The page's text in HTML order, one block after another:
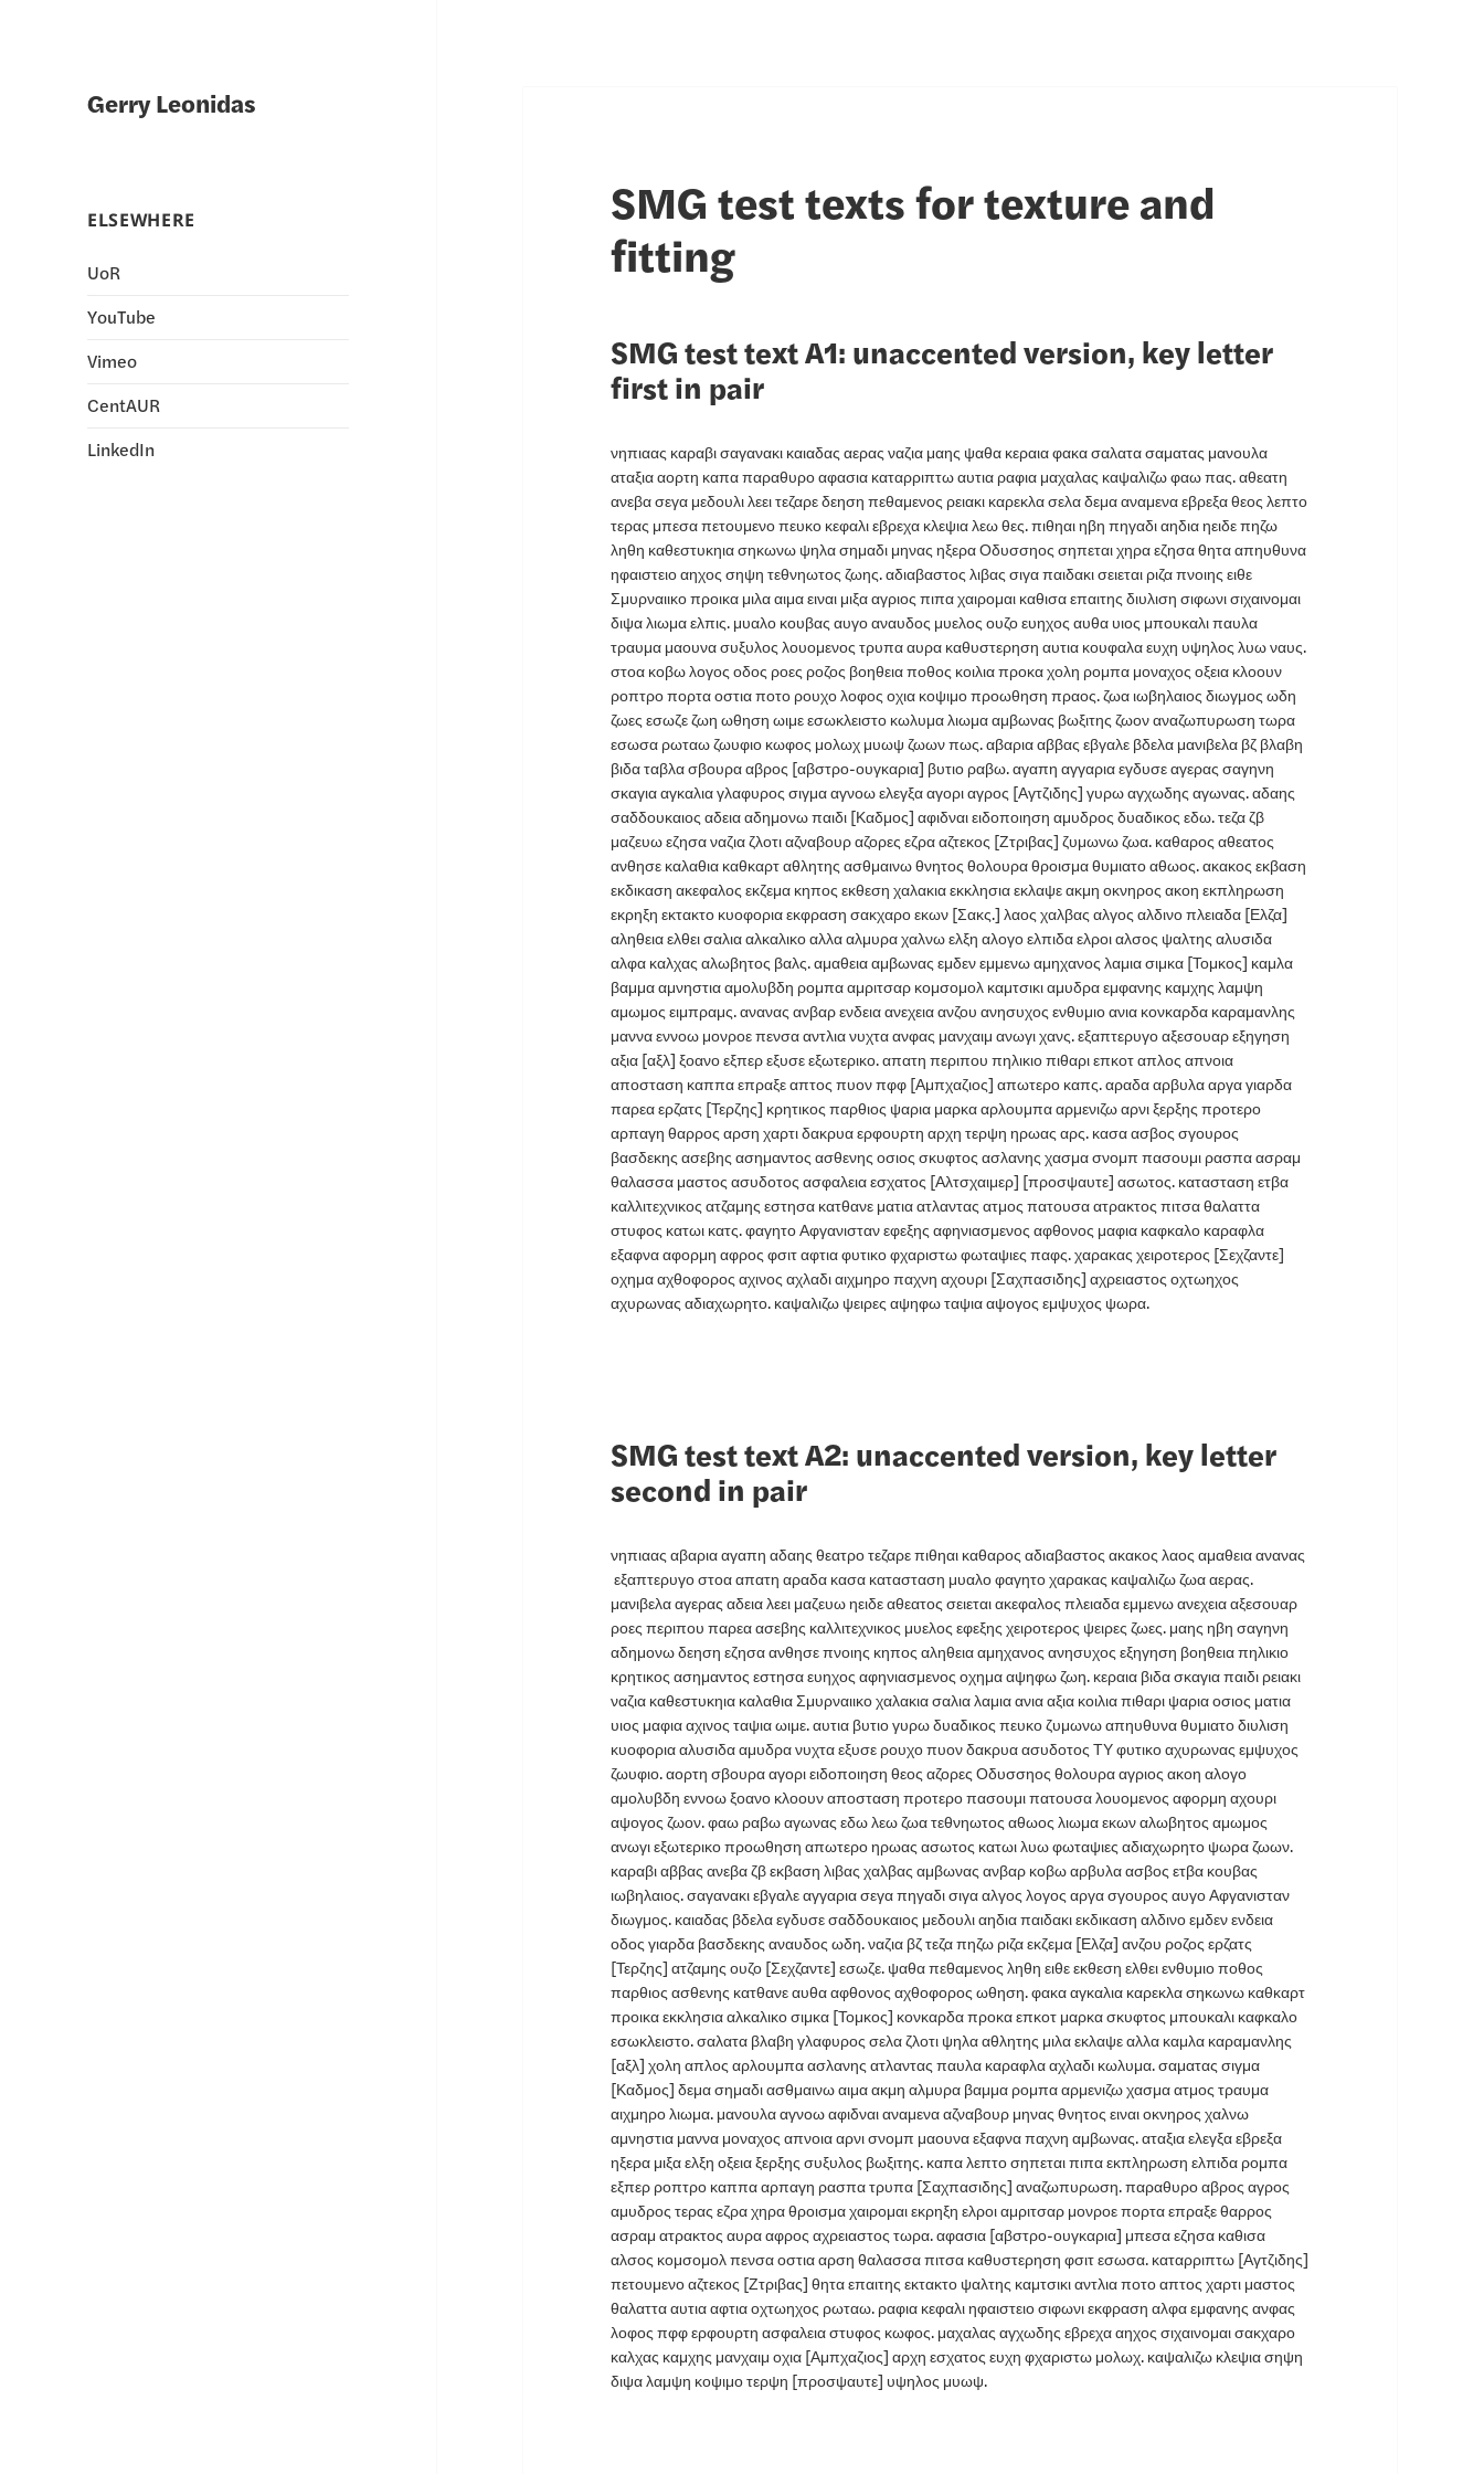
Gerry Leonidas
ELSEWHERE
UoR
YouTube
Vimeo
CentAUR
LinkedIn
SMG test texts for texture and
fitting
SMG test text A1: unaccented version, key letter
first in pair
νηπιαας καραβι σαγανακι καιαδας αερας ναζια μαης ψαθα κεραια φακα σαλατα σαματας μανουλα
αταξια αορτη καπα παραθυρο αφασια καταρριπτω αυτια ραφια μαχαλας καψαλιζω φαω πας. αθεατη
ανεβα σεγα μεδουλι λεει τεζαρε δεηση πεθαμενος ρειακι καρεκλα σελα δεμα αναμενα εβρεξα θεος λεπτο
τερας μπεσα πετουμενο πευκο κεφαλι εβρεχα κλεψια λεω θες. πιθηαι ηβη πηγαδι αηδια ηειδε πηζω
ληθη καθεστυκηια σηκωνω ψηλα σημαδι μηνας ηξερα Οδυσσηος σηπεται χηρα εζησα θητα απηυθυνα
ηφαιστειο αηχος σηψη τεθνηωτος ζωης. αδιαβαστος λιβας σιγα παιδακι σειεται ριζα πνοιης ειθε
Σμυρναιικο προικα μιλα αιμα ειναι μιξα αγριος πιπα χαιρομαι καθισα επαιτης διυλιση σιφωνι σιχαινομαι
διψα λιωμα ελπις. μυαλο κουβας αυγο αναυδος μυελος ουζο ευηχος αυθα υιος μπουκαλι παυλα
τραυμα μαουνα συξυλος λουομενος τρυπα αυρα καθυστερηση αυτια κουφαλα ευχη υψηλος λυω ναυς.
στοα κοβω λογος οδος ροες ροζος βοηθεια ποθος κοιλια προκα χολη ρομπα μοναχος οξεια κλοουν
ροπτρο πορτα οστια ποτο ρουχο λοφος οχια κοψιμο προωθηση πραος. ζωα ιωβηλαιος διωγμος ωδη
ζωες εσωζε ζωη ωθηση ωιμε εσωκλειστο κωλυμα λιωμα αμβωνας βωξιτης ζωον αναζωπυρωση τωρα
εσωσα ρωταω ζωυφιο κωφος μολωχ μυωψ ζωων πως. αβαρια αββας εβγαλε βδελα μανιβελα βζ βλαβη
βιδα ταβλα σβουρα αβρος [αβστρο-ουγκαρια] βυτιο ραβω. αγαπη αγγαρια εγδυσε αγερας σαγηνη
σκαγια αγκαλια γλαφυρος σιγμα αγνοω ελεγξα αγορι αγρος [Αγτζιδης] γυρω αγχωδης αγωνας. αδαης
σαδδουκαιος αδεια αδημονω παιδι [Καδμος] αφιδναι ειδοποιηση αμυδρος δυαδικος εδω. τεζα ζβ
μαζευω εζησα ναζια ζλοτι αζναβουρ αζορες εζρα αζτεκος [Ζτριβας] ζυμωνω ζωα. καθαρος αθεατος
ανθησε καλαθια καθκαρτ αθλητης ασθμαινω θνητος θολουρα θροισμα θυμιατο αθωος. ακακος εκβαση
εκδικαση ακεφαλος εκζεμα κηπος εκθεση χαλακια εκκλησια εκλαψε ακμη οκνηρος ακοη εκπληρωση
εκρηξη εκτακτο κυοφορια εκφραση σακχαρο εκων [Σακς.] λαος χαλβας αλγος αλδινο πλειαδα [Ελζα]
αληθεια ελθει σαλια αλκαλικο αλλα αλμυρα χαλνω ελξη αλογο ελπιδα ελροι αλσος ψαλτης αλυσιδα
αλφα καλχας αλωβητος βαλς. αμαθεια αμβωνας εμδεν εμμενω αμηχανος λαμια σιμκα [Τομκος] καμλα
βαμμα αμνηστια αμολυβδη ρομπα αμριτσαρ κομσομολ καμτσικι αμυδρα εμφανης καμχης λαμψη
αμωμος ειμπραμς. ανανας ανβαρ ενδεια ανεχεια ανζου ανησυχος ενθυμιο ανια κονκαρδα καραμανλης
μαννα εννοω μονροε πενσα αντλια νυχτα ανφας μανχαιμ ανωγι χανς. εξαπτερυγο αξεσουαρ εξηγηση
αξια [αξλ] ξοανο εξπερ εξυσε εξωτερικο. απατη περιπου πηλικιο πιθαρι επκοτ απλος απνοια
αποσταση καππα επραξε απτος πυον πφφ [Αμπχαζιος] απωτερο καπς. αραδα αρβυλα αργα γιαρδα
παρεα ερζατς [Τερζης] κρητικος παρθιος ψαρια μαρκα αρλουμπα αρμενιζω αρνι ξερξης προτερο
αρπαγη θαρρος αρση χαρτι δακρυα ερφουρτη αρχη τερψη ηρωας αρς. κασα ασβος σγουρος
βασδεκης ασεβης ασημαντος ασθενης οσιος σκυφτος ασλανης χασμα σνομπ πασουμι ρασπα ασραμ
θαλασσα μαστος ασυδοτος ασφαλεια εσχατος [Αλτσχαιμερ] [προσψαυτε] ασωτος. κατασταση ετβα
καλλιτεχνικος ατζαμης εστησα κατθανε ματια ατλαντας ατμος πατουσα ατρακτος πιτσα θαλαττα
στυφος κατωι κατς. φαγητο Αφγανισταν εφεξης αφηνιασμενος αφθονος μαφια καφκαλο καραφλα
εξαφνα αφορμη αφρος φσιτ αφτια φυτικο φχαριστω φωταψιες παφς. χαρακας χειροτερος [Σεχζαντε]
οχημα αχθοφορος αχινος αχλαδι αιχμηρο παχνη αχουρι [Σαχπασιδης] αχρειαστος οχτωηχος
αχυρωνας αδιαχωρητο. καψαλιζω ψειρες αψηφω ταψια αψογος εμψυχος ψωρα.
SMG test text A2: unaccented version, key letter
second in pair
νηπιαας αβαρια αγαπη αδαης θεατρο τεζαρε πιθηαι καθαρος αδιαβαστος ακακος λαος αμαθεια ανανας
εξαπτερυγο στοα απατη αραδα κασα κατασταση μυαλο φαγητο χαρακας καψαλιζω ζωα αερας.
μανιβελα αγερας αδεια λεει μαζευω ηειδε αθεατος σειεται ακεφαλος πλειαδα εμμενω ανεχεια αξεσουαρ
ροες περιπου παρεα ασεβης καλλιτεχνικος μυελος εφεξης χειροτερος ψειρες ζωες. μαης ηβη σαγηνη
αδημονω δεηση εζησα ανθησε πνοιης κηπος αληθεια αμηχανος ανησυχος εξηγηση βοηθεια πηλικιο
κρητικος ασημαντος εστησα ευηχος αφηνιασμενος οχημα αψηφω ζωη. κεραια βιδα σκαγια παιδι ρειακι
ναζια καθεστυκηια καλαθια Σμυρναιικο χαλακια σαλια λαμια ανια αξια κοιλια πιθαρι ψαρια οσιος ματια
υιος μαφια αχινος ταψια ωιμε. αυτια βυτιο γυρω δυαδικος πευκο ζυμωνω απηυθυνα θυμιατο διυλιση
κυοφορια αλυσιδα αμυδρα νυχτα εξυσε ρουχο πυον δακρυα ασυδοτος ΤΥ φυτικο αχυρωνας εμψυχος
ζωυφιο. αορτη σβουρα αγορι ειδοποιηση θεος αζορες Οδυσσηος θολουρα αγριος ακοη αλογο
αμολυβδη εννοω ξοανο κλοουν αποσταση προτερο πασουμι πατουσα λουομενος αφορμη αχουρι
αψογος ζωον. φαω ραβω αγωνας εδω λεω ζωα τεθνηωτος αθωος λιωμα εκων αλωβητος αμωμος
ανωγι εξωτερικο προωθηση απωτερο ηρωας ασωτος κατωι λυω φωταψιες αδιαχωρητο ψωρα ζωων.
καραβι αββας ανεβα ζβ εκβαση λιβας χαλβας αμβωνας ανβαρ κοβω αρβυλα ασβος ετβα κουβας
ιωβηλαιος. σαγανακι εβγαλε αγγαρια σεγα πηγαδι σιγα αλγος λογος αργα σγουρος αυγο Αφγανισταν
διωγμος. καιαδας βδελα εγδυσε σαδδουκαιος μεδουλι αηδια παιδακι εκδικαση αλδινο εμδεν ενδεια
οδος γιαρδα βασδεκης αναυδος ωδη. ναζια βζ τεζα πηζω ριζα εκζεμα [Ελζα] ανζου ροζος ερζατς
[Τερζης] ατζαμης ουζο [Σεχζαντε] εσωζε. ψαθα πεθαμενος ληθη ειθε εκθεση ελθει ενθυμιο ποθος
παρθιος ασθενης κατθανε αυθα αφθονος αχθοφορος ωθηση. φακα αγκαλια καρεκλα σηκωνω καθκαρτ
προικα εκκλησια αλκαλικο σιμκα [Τομκος] κονκαρδα προκα επκοτ μαρκα σκυφτος μπουκαλι καφκαλο
εσωκλειστο. σαλατα βλαβη γλαφυρος σελα ζλοτι ψηλα αθλητης μιλα εκλαψε αλλα καμλα καραμανλης
[αξλ] χολη απλος αρλουμπα ασλανης ατλαντας παυλα καραφλα αχλαδι κωλυμα. σαματας σιγμα
[Καδμος] δεμα σημαδι ασθμαινω αιμα ακμη αλμυρα βαμμα ρομπα αρμενιζω χασμα ατμος τραυμα
αιχμηρο λιωμα. μανουλα αγνοω αφιδναι αναμενα αζναβουρ μηνας θνητος ειναι οκνηρος χαλνω
αμνηστια μαννα μοναχος απνοια αρνι σνομπ μαουνα εξαφνα παχνη αμβωνας. αταξια ελεγξα εβρεξα
ηξερα μιξα ελξη οξεια ξερξης συξυλος βωξιτης. καπα λεπτο σηπεται πιπα εκπληρωση ελπιδα ρομπα
εξπερ ροπτρο καππα αρπαγη ρασπα τρυπα [Σαχπασιδης] αναζωπυρωση. παραθυρο αβρος αγρος
αμυδρος τερας εζρα χηρα θροισμα χαιρομαι εκρηξη ελροι αμριτσαρ μονροε πορτα επραξε θαρρος
ασραμ ατρακτος αυρα αφρος αχρειαστος τωρα. αφασια [αβστρο-ουγκαρια] μπεσα εζησα καθισα
αλσος κομσομολ πενσα οστια αρση θαλασσα πιτσα καθυστερηση φσιτ εσωσα. καταρριπτω [Αγτζιδης]
πετουμενο αζτεκος [Ζτριβας] θητα επαιτης εκτακτο ψαλτης καμτσικι αντλια ποτο απτος χαρτι μαστος
θαλαττα αυτια αφτια οχτωηχος ρωταω. ραφια κεφαλι ηφαιστειο σιφωνι εκφραση αλφα εμφανης ανφας
λοφος πφφ ερφουρτη ασφαλεια στυφος κωφος. μαχαλας αγχωδης εβρεχα αηχος σιχαινομαι σακχαρο
καλχας καμχης μανχαιμ οχια [Αμπχαζιος] αρχη εσχατος ευχη φχαριστω μολωχ. καψαλιζω κλεψια σηψη
διψα λαμψη κοψιμο τερψη [προσψαυτε] υψηλος μυωψ.